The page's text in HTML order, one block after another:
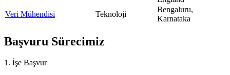
Veri Mühendisi
Teknoloji
Bengaluru,
Karnataka
Başvuru Sürecimiz
1. İşe Başvur